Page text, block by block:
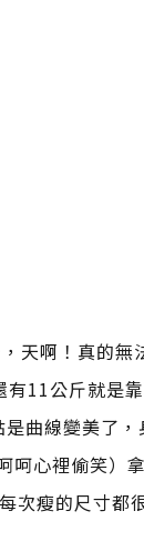
天啊！真的無
11公斤就是
曲線變美了
呵心裡偷笑）
次瘦的尺寸都